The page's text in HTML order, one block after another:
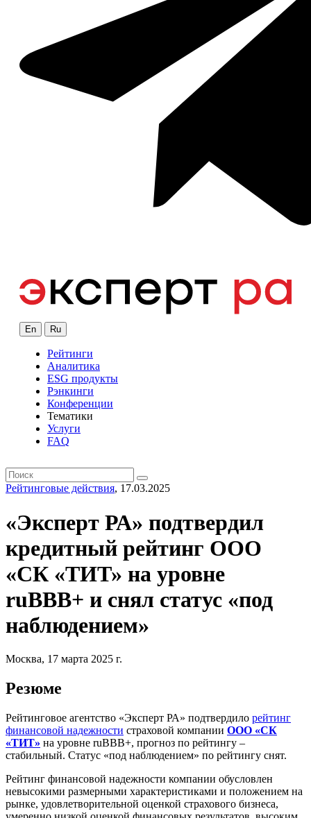
En Ru
Рейтинги
Аналитика
ESG продукты
Рэнкинги
Конференции
Тематики
Услуги
FAQ
Рейтинговые действия, 17.03.2025
«Эксперт РА» подтвердил
кредитный рейтинг ООО
«СК «ТИТ» на уровне
ruВВВ+ и снял статус «под
наблюдением»
Москва, 17 марта 2025 г.
Резюме
Рейтинговое агентство «Эксперт РА» подтвердило рейтинг
финансовой надежности страховой компании ООО «СК
«ТИТ» на уровне ruВВВ+, прогноз по рейтингу –
стабильный. Статус «под наблюдением» по рейтингу снят.
Рейтинг финансовой надежности компании обусловлен
невысокими размерными характеристиками и положением на
рынке, удовлетворительной оценкой страхового бизнеса,